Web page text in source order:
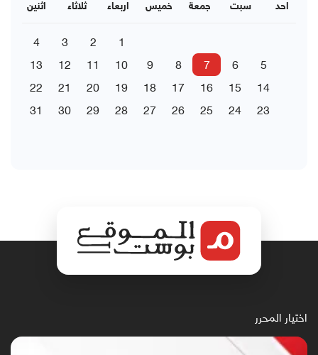
اثنين ثلاثاء اربعاء خميس جمعة سبت احد
1
2
3
4
5
6
7
8
9
10
11
12
13
14
15
16
17
18
19
20
21
22
23
24
25
26
27
28
29
30
31
اختيار المحرر